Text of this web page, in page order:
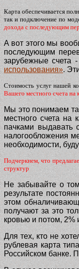
Карта обеспечивается
так и подключение по
дохода с последующим
А вот этого мы
последующим
зарубежные счета
использования».
Стоимость услуг нашей
Вашего местного счета
Мы это понимаем
местного счета на
пачками выдавать
налогообложения
необходимости,
Подчеркнем, что
структур
Не забывайте о
результате
этом
получают за это
кровью и потом, 2%
Для тех, кто не
рублевая карта
Российском банке.